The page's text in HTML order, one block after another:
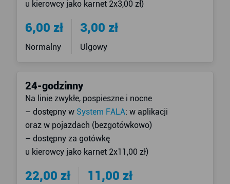
u kierowcy jako karnet 2x3,00 zł)
6,00 zł
Normalny
3,00 zł
Ulgowy
24-godzinny
Na linie zwykłe, pospieszne i nocne
– dostępny w System FALA: w aplikacji
oraz w pojazdach (bezgotówkowo)
– dostępny za gotówkę
u kierowcy jako karnet 2x11,00 zł)
22,00 zł 11,00 zł